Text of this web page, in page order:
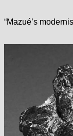
“Mazué’s